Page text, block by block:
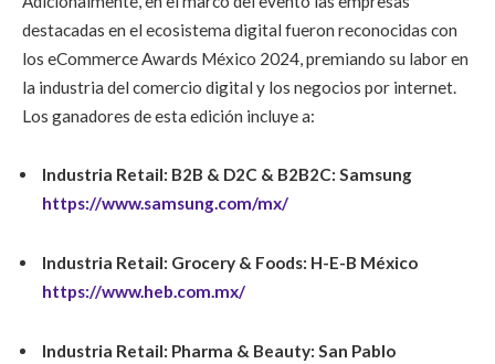
destacadas en el ecosistema digital fueron reconocidas con
los eCommerce Awards México 2024, premiando su labor en
la industria del comercio digital y los negocios por internet.
Los ganadores de esta edición incluye a:
Industria Retail: B2B & D2C & B2B2C: Samsung
https://www.samsung.com/mx/
Industria Retail: Grocery & Foods: H-E-B México
https://www.heb.com.mx/
Industria Retail: Pharma & Beauty: San Pablo